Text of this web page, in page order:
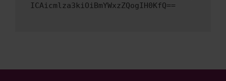
ICAicmlza3kiOiBmYWxzZQogIH0KfQ==